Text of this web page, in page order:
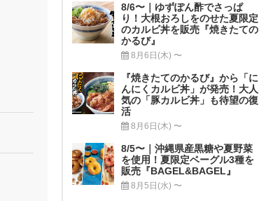
8/6〜｜ゆずぽん酢でさっぱ
り！大根おろしをのせた夏限定
のカルビ丼を販売『焼きたての
かるび』
8月6日(木) 〜
『焼きたてのかるび』から「に
んにくカルビ丼」が発売！大人
気の「豚カルビ丼」も待望の復
活
8月6日(木) 〜
8/5〜｜沖縄県産黒糖や夏野菜
を使用！夏限定ベーグル3種を
販売『BAGEL&BAGEL』
8月5日(水) 〜